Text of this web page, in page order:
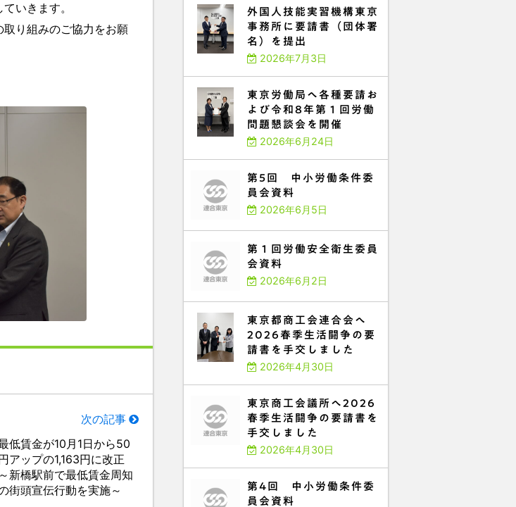
いきます。
り組みのご協力をお願
次の記事
低賃金が10月1日から50
アップの1,163円に改正
～新橋駅前で最低賃金周知
街頭宣伝行動を実施～
外国人技能実習機構東京
事務所に要請書（団体署
名）を提出
2026年7月3日
東京労働局へ各種要請お
よび令和8年第１回労働
問題懇談会を開催
2026年6月24日
第5回 中小労働条件委
員会資料
2026年6月5日
第１回労働安全衛生委員
会資料
2026年6月2日
東京都商工会連合会へ
2026春季生活闘争の要
請書を手交しました
2026年4月30日
東京商工会議所へ2026
春季生活闘争の要請書を
手交しました
2026年4月30日
第4回 中小労働条件委
員会資料